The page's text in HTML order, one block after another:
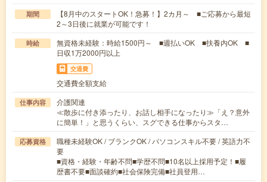
期間
【8月中のスタートOK！急募！】2カ月～ ■ご応募から最短
2～3日後に就業が可能です！
時給
無資格未経験：時給1500円～ ■週払いOK ■扶養内OK ■
日収1万2000円以上
交通費
交通費全額支給
仕事内容
介護関連
≪散歩に付き添ったり、お話し相手になったり≫「え？意外
に簡単！」と思うくらい、スグできる仕事からスタ…
応募資格
職種未経験OK / ブランクOK / パソコンスキル不要 / 英語力不
要
■資格・経験・年齢不問■学歴不問■10名以上採用予定！■履
歴書不要■面談確約■社会保険完備■社員登用…